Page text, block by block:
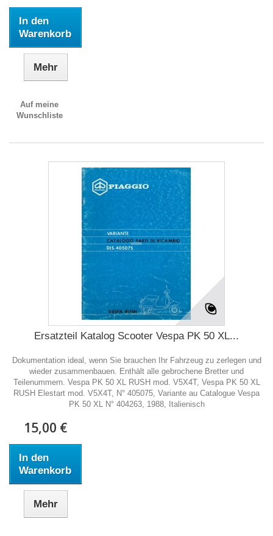
In den
Warenkorb
Mehr
Auf meine
Wunschliste
Ersatzteil Katalog Scooter Vespa PK 50 XL...
Dokumentation ideal, wenn Sie brauchen Ihr Fahrzeug zu zerlegen und
wieder zusammenbauen. Enthält alle gebrochene Bretter und
Teilenummern. Vespa PK 50 XL RUSH mod. V5X4T, Vespa PK 50 XL
RUSH Elestart mod. V5X4T, N° 405075, Variante au Catalogue Vespa
PK 50 XL N° 404263, 1988, Italienisch
15,00 €
In den
Warenkorb
Mehr